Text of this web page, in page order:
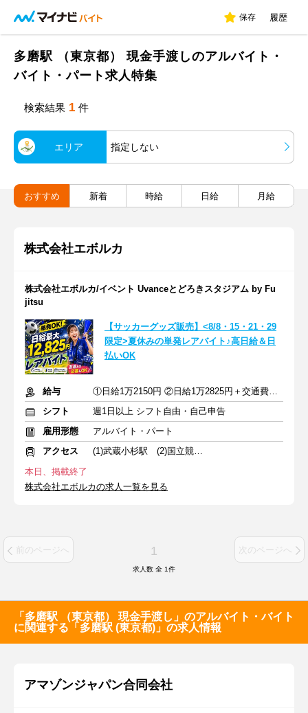
保存 履歴
多磨駅 （東京都） 現金手渡しのアルバイト・
バイト・パート求人特集
検索結果 1 件
エリア 指定しない
おすすめ 新着 時給 日給 月給
株式会社エボルカ
株式会社エボルカ/イベント Uvanceとどろきスタジアム by Fu
jitsu
【サッカーグッズ販売】<8/8・15・21・29
限定>夏休みの単発レアバイト♪高日給＆日
払いOK
給与
①日給1万2150円 ②日給1万2825円＋交通費全額支給
シフト
週1日以上 シフト自由・自己申告
雇用形態
アルバイト・パート
アクセス
(1)武蔵小杉駅 (2)国立競技場駅 (3)飛田給駅
本日、掲載終了
株式会社エボルカの求人一覧を見る
前のページへ 1 次のページへ
求人数 全 1件
「多磨駅 （東京都） 現金手渡し」のアルバイト・バイト
に関連する「多磨駅 (東京都)」の求人情報
アマゾンジャパン合同会社